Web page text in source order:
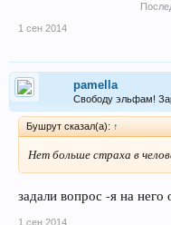
1 сен 2014
pamella
Свободу эльфам!
Бушрут сказал(а): ↑
Нет больше страха в
задали вопрос -я на
1 сен 2014